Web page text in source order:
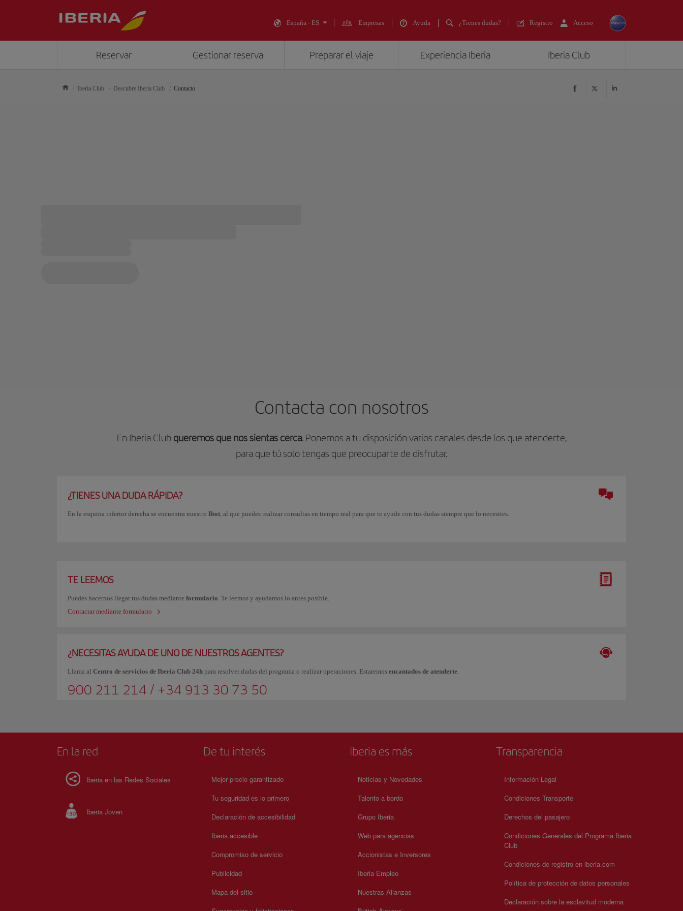
España - ES Empresas Ayuda ¿Tienes dudas? Registro Acceso
Reservar Gestionar reserva Preparar el viaje Experiencia Iberia Iberia Club
Iberia Club Descubre Iberia Club Contacto
Contacta con nosotros
En Iberia Club queremos que nos sientas cerca. Ponemos a tu disposición varios canales desde los que atenderte,
para que tú solo tengas que preocuparte de disfrutar.
¿TIENES UNA DUDA RÁPIDA?
En la esquina inferior derecha se encuentra nuestro Ibot, al que puedes realizar consultas en tiempo real para que te ayude con tus dudas siempre que lo necesites.
TE LEEMOS
Puedes hacernos llegar tus dudas mediante formulario. Te leemos y ayudamos lo antes posible.
Contactar mediante formulario
¿NECESITAS AYUDA DE UNO DE NUESTROS AGENTES?
Llama al Centro de servicios de Iberia Club 24h para resolver dudas del programa o realizar operaciones. Estaremos encantados de atenderte.
900 211 214 / +34 913 30 73 50
En la red
Iberia en las Redes Sociales
Iberia Joven
De tu interés
Mejor precio garantizado
Tu seguridad es lo primero
Declaración de accesibilidad
Iberia accesible
Compromiso de servicio
Publicidad
Mapa del sitio
Iberia es más
Noticias y Novedades
Talento a bordo
Grupo Iberia
Web para agencias
Accionistas e Inversores
Iberia Empleo
Nuestras Alianzas
Transparencia
Información Legal
Condiciones Transporte
Derechos del pasajero
Condiciones Generales del Programa Iberia
Club
Condiciones de registro en iberia.com
Política de protección de datos personales
Declaración sobre la esclavitud moderna